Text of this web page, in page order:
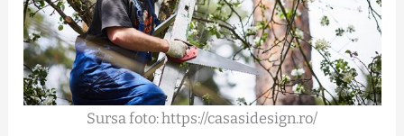
Sursa foto: https://casasidesign.ro/